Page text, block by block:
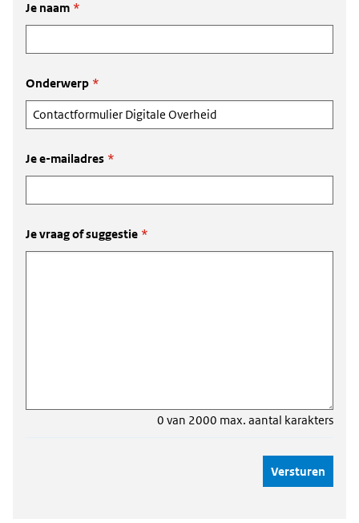
Je naam *
Onderwerp *
Je e-mailadres *
Je vraag of suggestie *
0 van 2000 max. aantal karakters